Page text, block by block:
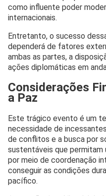
como influente poder
internacionais.
Entretanto, o sucesso
dependerá de fatores
ambas as partes, a
ações diplomáticas em
Considerações
a Paz
Este trágico evento é um
necessidade de
de conflitos e a busca por
sustentáveis que permitam
por meio de coordenação
conseguir as condições
pacífico.